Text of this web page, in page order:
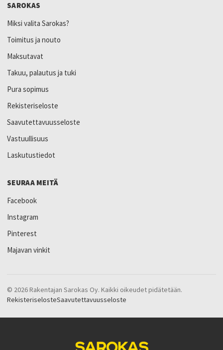
SAROKAS
Miksi valita Sarokas?
Toimitus ja nouto
Maksutavat
Takuu, palautus ja tuki
Pura sopimus
Rekisteriseloste
Saavutettavuusseloste
Vastuullisuus
Laskutustiedot
SEURAA MEITÄ
Facebook
Instagram
Pinterest
Majavan vinkit
© 2026 Rakentajan Sarokas Oy. Kaikki oikeudet pidätetään.
RekisteriselosteSaavutettavuusseloste